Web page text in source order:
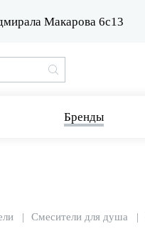
Макарова 6с13
Бренды
Смесители для душа